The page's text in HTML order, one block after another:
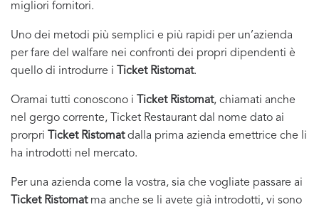
migliori fornitori.
Uno dei metodi più semplici e più rapidi per un’azienda
per fare del walfare nei confronti dei propri dipendenti è
quello di introdurre i
Ticket Ristomat.
Oramai tutti conoscono i Ticket Ristomat, chiamati anche
nel gergo corrente, Ticket Restaurant dal nome dato ai
prorpri
Ticket Ristomatdalla prima azienda emettrice che li
ha introdotti nel mercato.
Per una azienda come la vostra, sia che vogliate passare ai
Ticket Ristomatma anche se li avete già introdotti, vi sono